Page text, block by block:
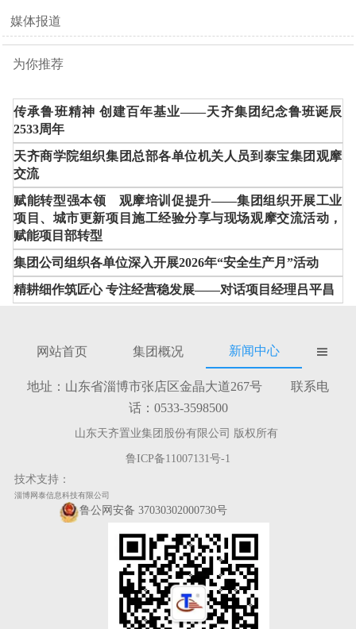
媒体报道
为你推荐
传承鲁班精神 创建百年基业——天齐集团纪念鲁班诞辰
2533周年
天齐商学院组织集团总部各单位机关人员到泰宝集团观摩
交流
赋能转型强本领 观摩培训促提升——集团组织开展工业
项目、城市更新项目施工经验分享与现场观摩交流活动，
赋能项目部转型
集团公司组织各单位深入开展2026年“安全生产月”活动
精耕细作筑匠心 专注经营稳发展——对话项目经理吕平昌
网站首页 集团概况 新闻中心 
地址：山东省淄博市张店区金晶大道267号 联系电
话：0533-3598500
山东天齐置业集团股份有限公司 版权所有
鲁ICP备11007131号-1
技术支持：
淄博网泰信息科技有限公司
鲁公网安备 37030302000730号